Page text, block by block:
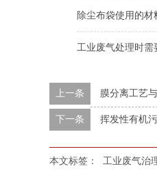
除尘布袋使用的材
工业废气处理时需
上一条 膜分离工艺
下一条 挥发性有机
本文标签： 工业废气治